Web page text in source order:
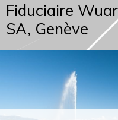
Fiduciaire
SA, Genève